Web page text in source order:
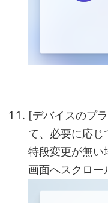
[デバイスのプ
て、必要に応じ
特段変更が無
画面へスクロー